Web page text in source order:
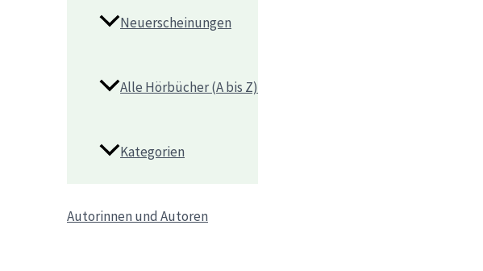
Neuerscheinungen
Alle Hörbücher (A bis Z)
Kategorien
Autorinnen und Autoren